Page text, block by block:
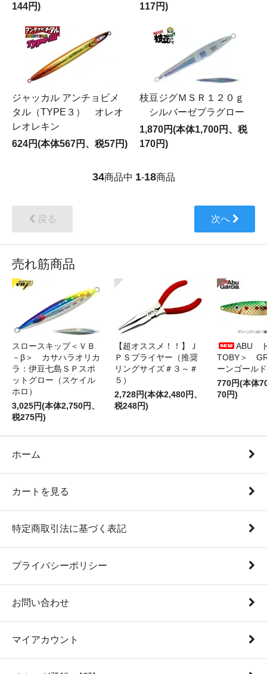
144円)
117円)
ジャッカル アンチョビメ
タル（TYPE３） オレオ
レオレキン
624円(本体567円、税57円)
枝豆ジグＭＳＲ１２０ｇ
シルバーゼブラグロー
1,870円(本体1,700円、税
170円)
34商品中 1-18商品
戻る 次へ
売れ筋商品
スロースキップ＜ＶＢ
－β＞ カサハラオリカ
ラ：伊豆七島ＳＰスポ
ットグロー（スケイル
ホロ）
3,025円(本体2,750円、
税275円)
【超オススメ！！】Ｊ
ＰＳプライヤー（推奨
リングサイズ＃３～＃
５）
2,728円(本体2,480円、
税248円)
ABU
TOBY＞
ーンゴールド
770円(本体
70円)
ホーム
カートを見る
特定商取引法に基づく表記
プライバシーポリシー
お問い合わせ
マイアカウント